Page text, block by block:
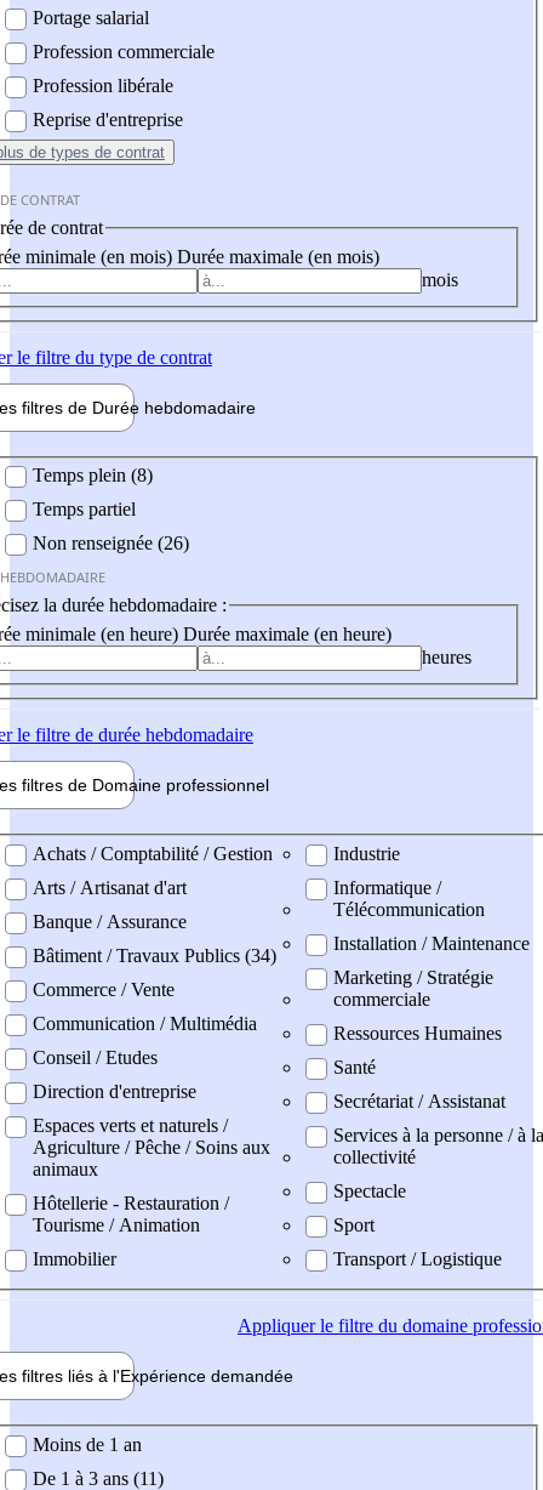
Portage salarial
Profession commerciale
Profession libérale
Reprise d'entreprise
de types de contrat
CONTRAT
de contrat
minimale (en mois) Durée maximale (en mois)
mois
le filtre du type de contrat
filtres de Durée hebdomadaire
Temps plein (8)
Temps partiel
Non renseignée (26)
la durée hebdomadaire :
minimale (en heure) Durée maximale (en heure)
heures
le filtre de durée hebdomadaire
filtres de Domaine professionnel
professionel
Achats / Comptabilité / Gestion
Arts / Artisanat d'art
Banque / Assurance
Bâtiment / Travaux Publics (34)
Commerce / Vente
Communication / Multimédia
Conseil / Etudes
Direction d'entreprise
Espaces verts et naturels /
Agriculture / Pêche / Soins aux
animaux
Hôtellerie - Restauration /
Tourisme / Animation
Immobilier
Industrie
Informatique /
Télécommunication
Installation / Maintenance
Marketing / Stratégie
commerciale
Ressources Humaines
Santé
Secrétariat / Assistanat
Services à la personne / à la
collectivité
Spectacle
Sport
Transport / Logistique
Appliquerle filtre du domaine
filtres liés à l'Expérience demandée
demandée
Moins de 1 an
De 1 à 3 ans (11)